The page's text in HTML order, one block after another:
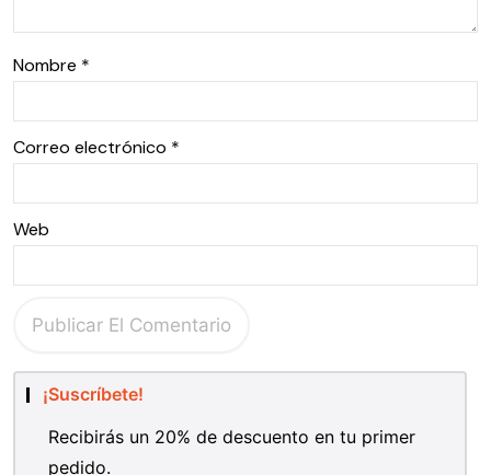
Nombre *
Correo electrónico *
Web
¡Suscríbete!
Recibirás un 20% de descuento en tu primer
pedido.